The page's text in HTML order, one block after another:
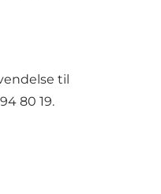
til
80 19.